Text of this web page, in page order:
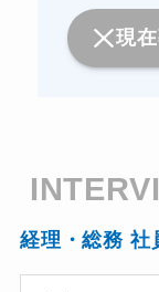
現
経理・総務 社